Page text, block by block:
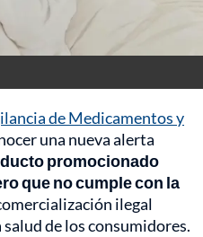
de Medicamentos y
una nueva alerta
promocionado
que no cumple con la
ilegal
de los consumidores.